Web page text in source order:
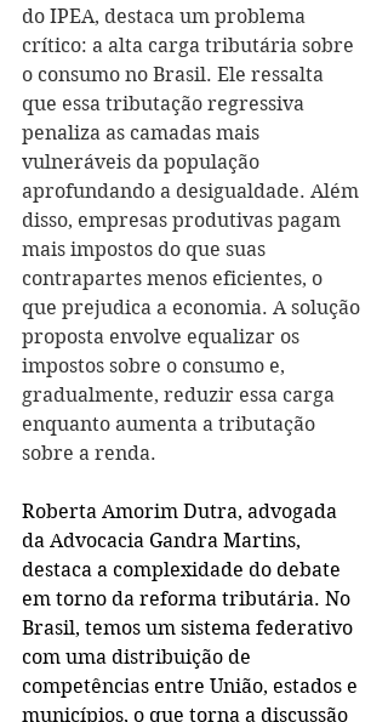
do IPEA, destaca um problema
crítico: a alta carga tributária sobre
o consumo no Brasil. Ele ressalta
que essa tributação regressiva
penaliza as camadas mais
vulneráveis da população
aprofundando a desigualdade. Além
disso, empresas produtivas pagam
mais impostos do que suas
contrapartes menos eficientes, o
que prejudica a economia. A solução
proposta envolve equalizar os
impostos sobre o consumo e,
gradualmente, reduzir essa carga
enquanto aumenta a tributação
sobre a renda.
Roberta Amorim Dutra, advogada
da Advocacia Gandra Martins,
destaca a complexidade do debate
em torno da reforma tributária. No
Brasil, temos um sistema federativo
com uma distribuição de
competências entre União, estados e
municípios, o que torna a discussão